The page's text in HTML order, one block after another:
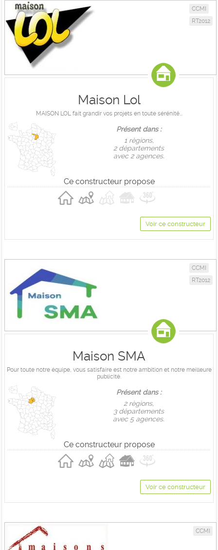
CCMI
RT2012
Maison Lol
MAISON LOL fait grandir vos projets en toute sérénité...
Présent dans :
1 règions,
2 départements
avec 2 agences.
Ce constructeur propose
Voir ce constructeur
CCMI
RT2012
Maison SMA
Pour toute notre équipe, vous satisfaire est notre ambition et notre meilleure
publicité.
Présent dans :
2 règions,
3 départements
avec 5 agences.
Ce constructeur propose
Voir ce constructeur
CCMI